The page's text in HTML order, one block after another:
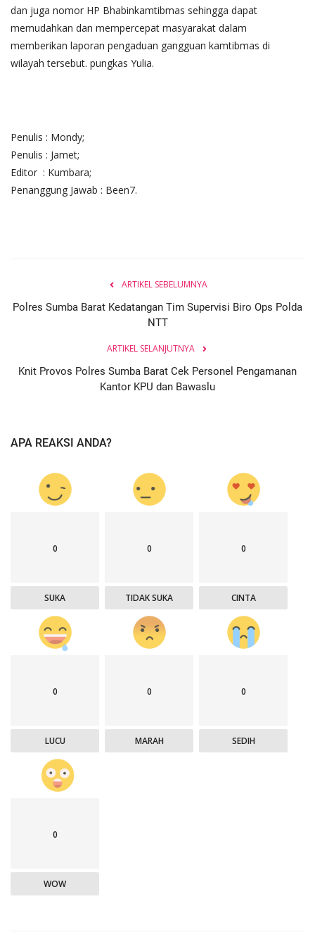
dan juga nomor HP Bhabinkamtibmas sehingga dapat
memudahkan dan mempercepat masyarakat dalam
memberikan laporan pengaduan gangguan kamtibmas di
wilayah tersebut. pungkas Yulia.
Penulis : Mondy;
Penulis : Jamet;
Editor : Kumbara;
Penanggung Jawab : Been7.
ARTIKEL SEBELUMNYA
Polres Sumba Barat Kedatangan Tim Supervisi Biro Ops Polda
NTT
ARTIKEL SELANJUTNYA
Knit Provos Polres Sumba Barat Cek Personel Pengamanan
Kantor KPU dan Bawaslu
APA REAKSI ANDA?
0
SUKA
0
TIDAK SUKA
0
CINTA
0
LUCU
0
MARAH
0
SEDIH
0
WOW